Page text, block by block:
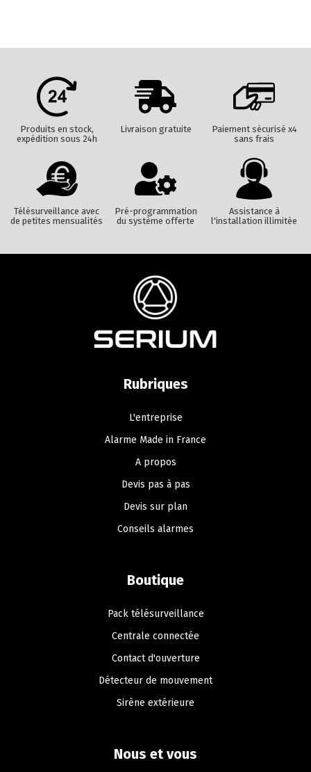
Produits en stock,
expédition sous 24h
Livraison gratuite
Paiement sécurisé x4
sans frais
Télésurveillance avec
de petites mensualités
Pré-programmation
du système offerte
Assistance à
l'installation illimitée
Rubriques
L'entreprise
Alarme Made in France
A propos
Devis pas à pas
Devis sur plan
Conseils alarmes
Boutique
Pack télésurveillance
Centrale connectée
Contact d'ouverture
Détecteur de mouvement
Sirène extérieure
Nous et vous